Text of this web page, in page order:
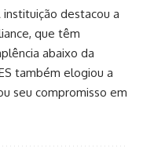
destacou a
que têm
abaixo da
também elogiou a
seu compromisso em